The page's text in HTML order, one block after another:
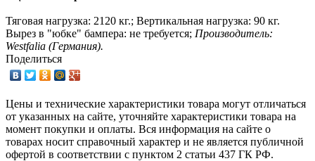
Тяговая нагрузка: 2120 кг.; Вертикальная нагрузка: 90 кг.
Вырез в "юбке" бампера: не требуется; Производитель:
Westfalia (Германия).
Поделиться
Цены и технические характеристики товара могут отличаться
от указанных на сайте, уточняйте характеристики товара на
момент покупки и оплаты. Вся информация на сайте о
товарах носит справочный характер и не является публичной
офертой в соответствии с пунктом 2 статьи 437 ГК РФ.